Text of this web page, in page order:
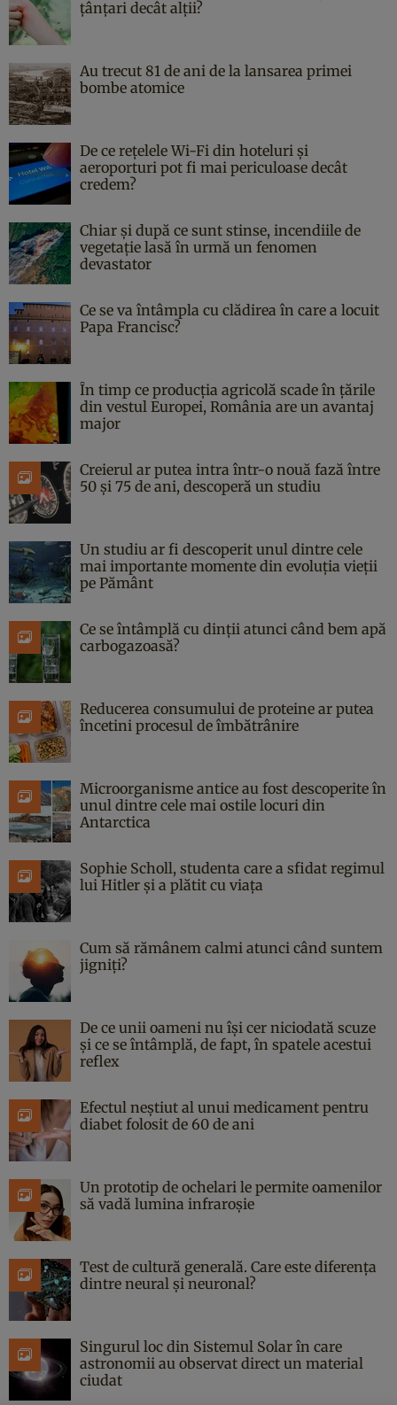
țânțari decât alții?
Au trecut 81 de ani de la lansarea primei
bombe atomice
De ce rețelele Wi-Fi din hoteluri și
aeroporturi pot fi mai periculoase decât
credem?
Chiar și după ce sunt stinse, incendiile de
vegetație lasă în urmă un fenomen
devastator
Ce se va întâmpla cu clădirea în care a locuit
Papa Francisc?
În timp ce producția agricolă scade în țările
din vestul Europei, România are un avantaj
major
Creierul ar putea intra într-o nouă fază între
50 și 75 de ani, descoperă un studiu
Un studiu ar fi descoperit unul dintre cele
mai importante momente din evoluția vieții
pe Pământ
Ce se întâmplă cu dinții atunci când bem apă
carbogazoasă?
Reducerea consumului de proteine ar putea
încetini procesul de îmbătrânire
Microorganisme antice au fost descoperite în
unul dintre cele mai ostile locuri din
Antarctica
Sophie Scholl, studenta care a sfidat regimul
lui Hitler și a plătit cu viața
Cum să rămânem calmi atunci când suntem
jigniți?
De ce unii oameni nu își cer niciodată scuze
și ce se întâmplă, de fapt, în spatele acestui
reflex
Efectul neștiut al unui medicament pentru
diabet folosit de 60 de ani
Un prototip de ochelari le permite oamenilor
să vadă lumina infraroșie
Test de cultură generală. Care este diferența
dintre neural și neuronal?
Singurul loc din Sistemul Solar în care
astronomii au observat direct un material
ciudat